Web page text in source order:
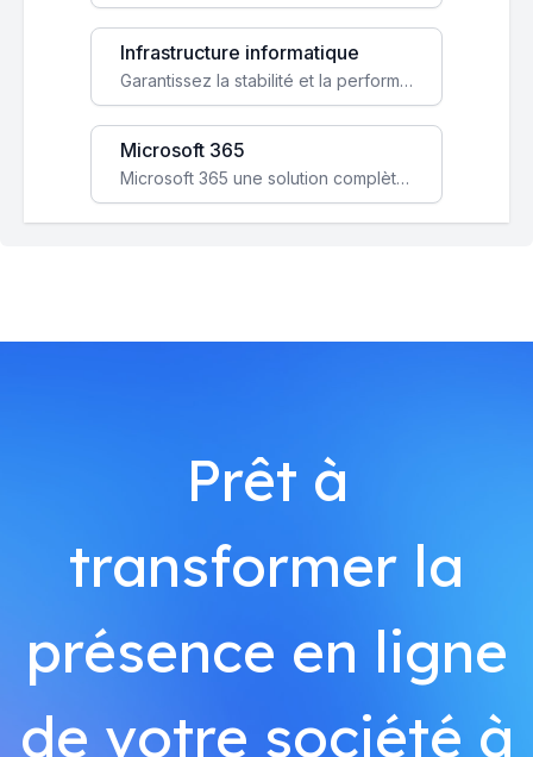
Infrastructure informatique
Garantissez la stabilité et la performance de votre entreprise avec une infrastructure IT sécurisée et évolutive.
Microsoft 365
Microsoft 365 une solution complète qui booste votre productivité, renforce la sécurité de vos données et facilite la collaboration.
Prêt à
transformer la
présence en ligne
de votre société à